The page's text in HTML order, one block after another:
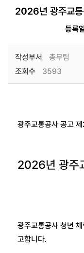
2026년 광주교통
등록
작성부서
총무팀
조회수
3593
광주교통공사 공고 제
2026년 광주
광주교통공사 청년
고합니다.